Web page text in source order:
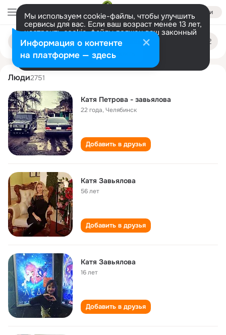
Войти
Мы используем cookie-файлы, чтобы улучшить
сервисы для вас. Если ваш возраст менее 13 лет,
настроить cookie-файлы должен ваш законный
представитель. Больше информации
Разрешить все Настроить
Поиск
людям
katya zavyalova
Люди2751
Катя Петрова - завьялова
22 года,Челябинск
Добавить в друзья
Катя Завьялова
56 лет
Добавить в друзья
Катя Завьялова
16 лет
Добавить в друзья
Информация о контенте
на платформе — здесь